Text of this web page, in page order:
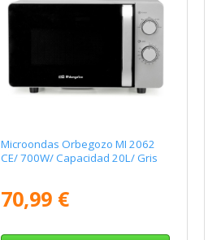
Microondas Orbegozo MI 2062
CE/ 700W/ Capacidad 20L/ Gris
70,99 €